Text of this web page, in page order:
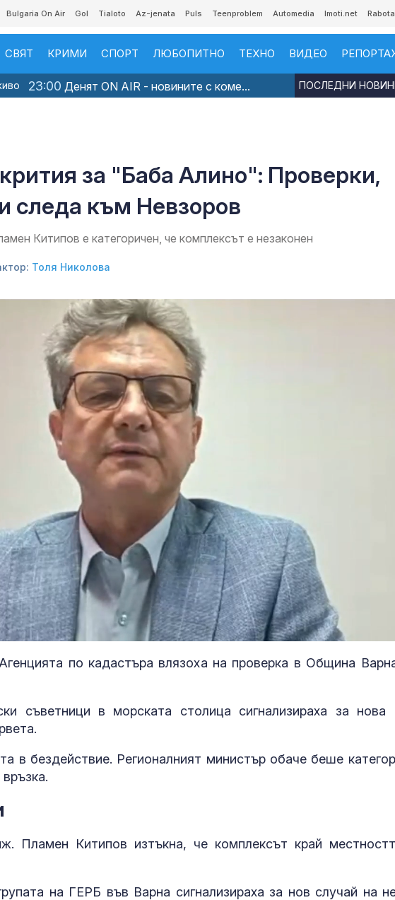
Bulgaria On Air Gol Tialoto Az-jenata Puls Teenproblem Automedia Imoti.net Rabota
СВЯТ КРИМИ СПОРТ ЛЮБОПИТНО ТЕХНО ВИДЕО
23:00 Денят ON AIR - новините с коме... ПОСЛЕДНИ
за "Баба Алино": Проверки,
следа към Невзоров
Китипов e категоричен, че комплексът е незаконен
Толя Николова
по кадастъра влязоха на проверка в Община
съветници в морската столица сигнализираха за нова
в бездействие. Регионалният министър обаче беше
Пламен Китипов изтъкна, че комплексът край
на ГЕРБ във Варна сигнализираха за нов случай на
За наказание: Пратиха
в “месомелачката”
Можем
до 146